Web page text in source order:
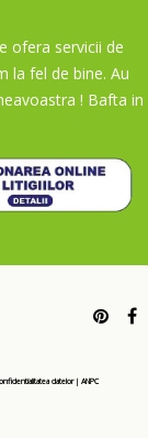
ofera servicii de
la fel de bine. Au
! Bafta in
datelor | ANPC